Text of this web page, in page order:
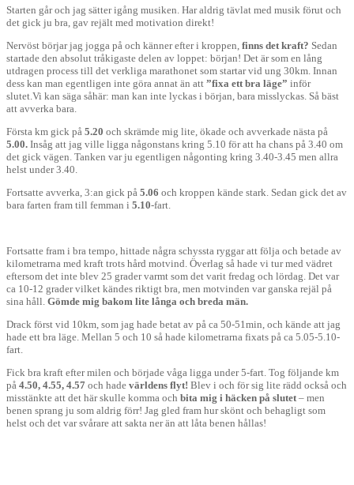
Starten går och jag sätter igång musiken. Har aldrig tävlat med musik förut och
det gick ju bra, gav rejält med motivation direkt!
Nervöst börjar jag jogga på och känner efter i kroppen, finns det kraft? Sedan
startade den absolut tråkigaste delen av loppet: början! Det är som en lång
utdragen process till det verkliga marathonet som startar vid ung 30km. Innan
dess kan man egentligen inte göra annat än att ”fixa ett bra läge” inför
slutet.Vi kan säga såhär: man kan inte lyckas i början, bara misslyckas. Så bäst
att avverka bara.
Första km gick på 5.20 och skrämde mig lite, ökade och avverkade nästa på
5.00. Insåg att jag ville ligga någonstans kring 5.10 för att ha chans på 3.40 om
det gick vägen. Tanken var ju egentligen någonting kring 3.40-3.45 men allra
helst under 3.40.
Fortsatte avverka, 3:an gick på 5.06 och kroppen kände stark. Sedan gick det av
bara farten fram till femman i 5.10-fart.
Fortsatte fram i bra tempo, hittade några schyssta ryggar att följa och betade av
kilometrarna med kraft trots hård motvind. Överlag så hade vi tur med vädret
eftersom det inte blev 25 grader varmt som det varit fredag och lördag. Det var
ca 10-12 grader vilket kändes riktigt bra, men motvinden var ganska rejäl på
sina håll. Gömde mig bakom lite långa och breda män.
Drack först vid 10km, som jag hade betat av på ca 50-51min, och kände att jag
hade ett bra läge. Mellan 5 och 10 så hade kilometrarna fixats på ca 5.05-5.10-
fart.
Fick bra kraft efter milen och började våga ligga under 5-fart. Tog följande km
på 4.50, 4.55, 4.57 och hade världens flyt! Blev i och för sig lite rädd också och
misstänkte att det här skulle komma och bita mig i häcken på slutet– men
benen sprang ju som aldrig förr! Jag gled fram hur skönt och behagligt som
helst och det var svårare att sakta ner än att låta benen hållas!